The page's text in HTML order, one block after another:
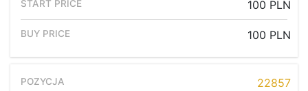
100 PLN
100 PLN
22857